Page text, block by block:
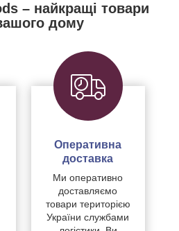
– найкращі товари
дому
Оперативна
доставка
Ми оперативно
доставляємо
товари територією
України службами